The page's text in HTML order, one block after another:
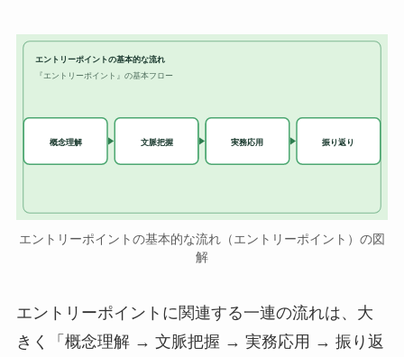
エントリーポイントの基本的な流れ
『エントリーポイント』の基本フロー
概念理解 文脈把握 実務応用 振り返り
エントリーポイントの基本的な流れ（エントリーポイント）の図
解
エントリーポイントに関連する一連の流れは、大
きく「概念理解 → 文脈把握 → 実務応用 → 振り返